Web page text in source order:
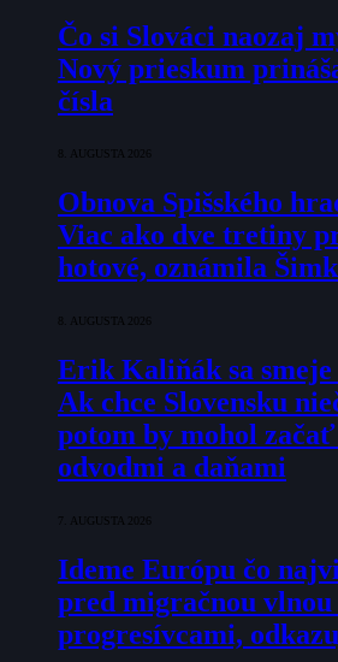
Čo si Slováci naozaj
Nový prieskum
čísla
8. AUGUSTA 2026
Obnova Spišského
Viac ako dve tretiny
hotové, oznámila
8. AUGUSTA 2026
Erik Kaliňák sa
Ak chce Slovensku
potom by mohol
odvodmi a daňami
7. AUGUSTA 2026
Ideme Európu čo
pred migračnou
progresívcami,